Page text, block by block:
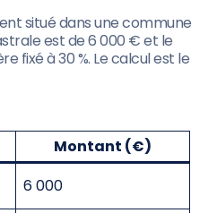
situé dans une commune
est de 6 000 € et le
fixé à 30 %. Le calcul est le
Montant (€)
6 000